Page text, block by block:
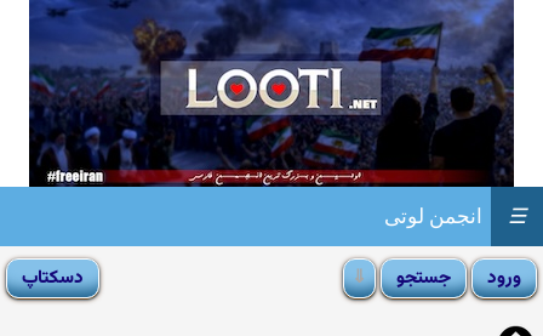
انجمن لوتی ☰